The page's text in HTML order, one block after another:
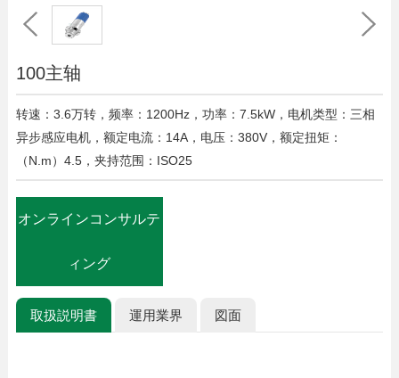
100主轴
转速：3.6万转，频率：1200Hz，功率：7.5kW，电机类型：三相
异步感应电机，额定电流：14A，电压：380V，额定扭矩：
（N.m）4.5，夹持范围：ISO25
オンラインコンサルテ
ィング
取扱説明書 運用業界 図面